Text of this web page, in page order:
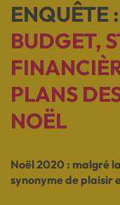
ENQUÊTE :
BUDGET,
PLANS
NOËL
Noël 2020 : malgré
synonyme de plaisir